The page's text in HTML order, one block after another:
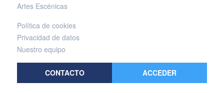
Artes Escénicas
Política de cookies
Privacidad de datos
Nuestro equipo
CONTACTO ACCEDER